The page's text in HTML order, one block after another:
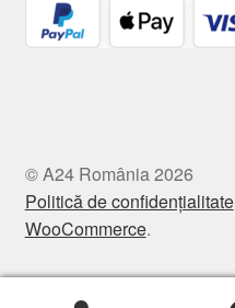
© A24 România 2026
Politică de confidențialitate
WooCommerce.